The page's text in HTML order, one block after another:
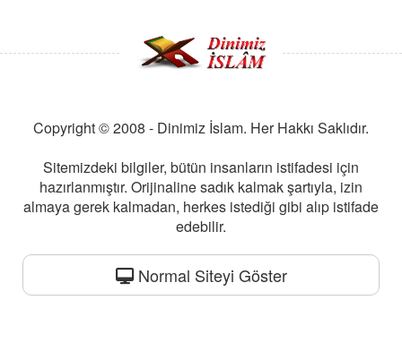
Copyright © 2008 - Dinimiz İslam. Her Hakkı Saklıdır.
Sitemizdeki bilgiler, bütün insanların istifadesi için
hazırlanmıştır. Orijinaline sadık kalmak şartıyla, izin
almaya gerek kalmadan, herkes istediği gibi alıp istifade
edebilir.
Normal Siteyi Göster